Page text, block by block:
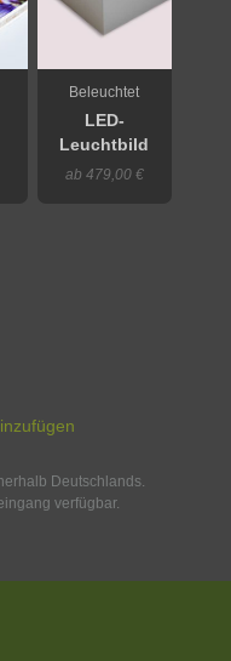
Beleuchtet
LED-
Leuchtbild
ab 479,00 €
Deutschlands.
verfügbar.